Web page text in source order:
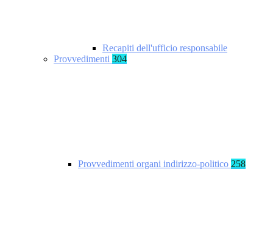
Recapiti dell'ufficio responsabile
Provvedimenti 304
Provvedimenti organi indirizzo-politico 258